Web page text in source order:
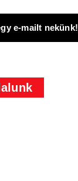
e-mailt nekünk!